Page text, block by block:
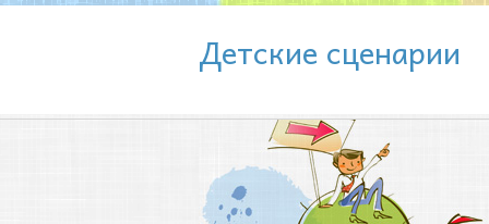
Детские сценарии